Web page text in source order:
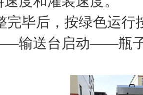
毕后，按绿色运
输送台启动——瓶子